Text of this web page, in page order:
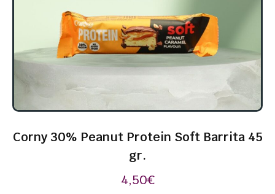
Corny 30% Peanut Protein Soft Barrita 45
gr.
4,50€